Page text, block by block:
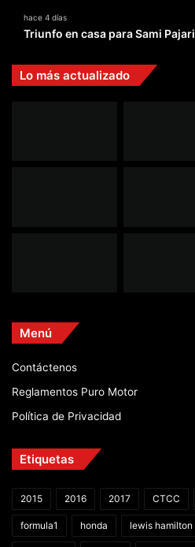
hace 4 días
Triunfo en casa para Sami Pajari
Lo más actualizado
Menú
Contáctenos
Reglamentos Puro Motor
Política de Privacidad
Etiquetas
2015 2016 2017 CTCC
formula1 honda lewis hamilton